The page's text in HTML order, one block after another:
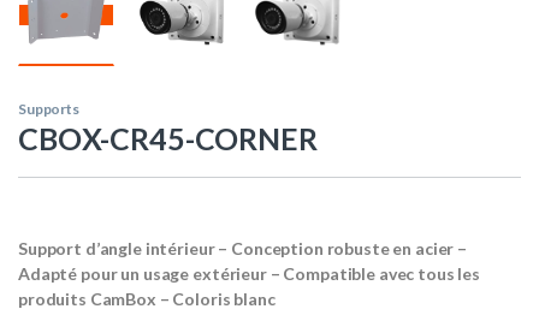
Supports
CBOX-CR45-CORNER
Support d’angle intérieur – Conception robuste en acier –
Adapté pour un usage extérieur – Compatible avec tous les
produits CamBox – Coloris blanc